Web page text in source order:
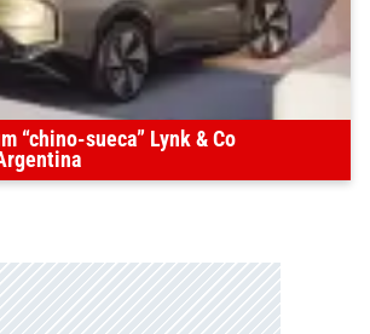
“chino-sueca” Lynk & Co